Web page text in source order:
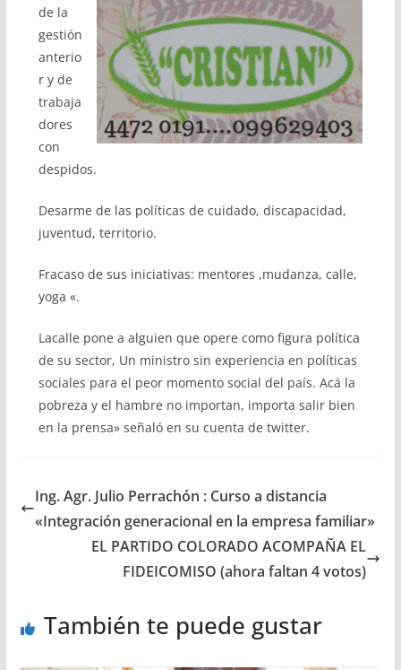
de la
gestión
anterio
r y de
trabaja
dores
con
despidos.
Desarme de las políticas de cuidado, discapacidad,
juventud, territorio.
Fracaso de sus iniciativas: mentores ,mudanza, calle,
yoga «.
Lacalle pone a alguien que opere como figura política
de su sector, Un ministro sin experiencia en políticas
sociales para el peor momento social del país. Acá la
pobreza y el hambre no importan, importa salir bien
en la prensa» señaló en su cuenta de twitter.
Ing. Agr. Julio Perrachón : Curso a distancia
«Integración generacional en la empresa familiar»
EL PARTIDO COLORADO ACOMPAÑA EL
FIDEICOMISO (ahora faltan 4 votos)
También te puede gustar